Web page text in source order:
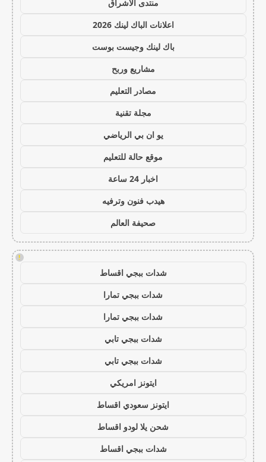
منتدى الاشراق
اعلانات الباك لينك 2026
باك لينك وجيست بوست
مشاريع وربح
مصادر التعليم
مجلة تقنية
يو ان بي الرياضي
موقع حالة للتعليم
اخبار 24 ساعة
هيدب فنون وترفيه
صحيفة العالم
!
شدات ببجي اقساط
شدات ببجي تمارا
شدات ببجي تمارا
شدات ببجي تابي
شدات ببجي تابي
ايتونز امريكي
ايتونز سعودي اقساط
شحن يلا لودو اقساط
شدات ببجي اقساط